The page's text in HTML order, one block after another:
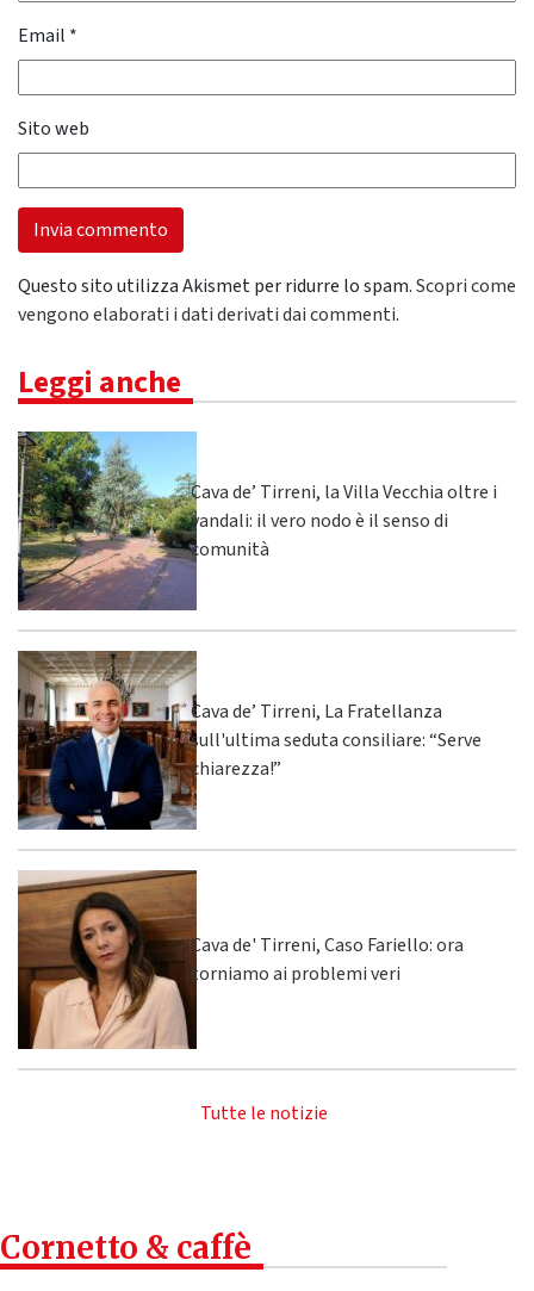
Email *
Sito web
Questo sito utilizza Akismet per ridurre lo spam.Scopri come
vengono elaborati i dati derivati dai commenti.
Leggi anche
Cava de’ Tirreni, la Villa Vecchia oltre i
vandali: il vero nodo è il senso di
comunità
Cava de’ Tirreni, La Fratellanza
sull'ultima seduta consiliare: “Serve
chiarezza!”
Cava de' Tirreni, Caso Fariello: ora
torniamo ai problemi veri
Tutte le notizie
Cornetto & caffè